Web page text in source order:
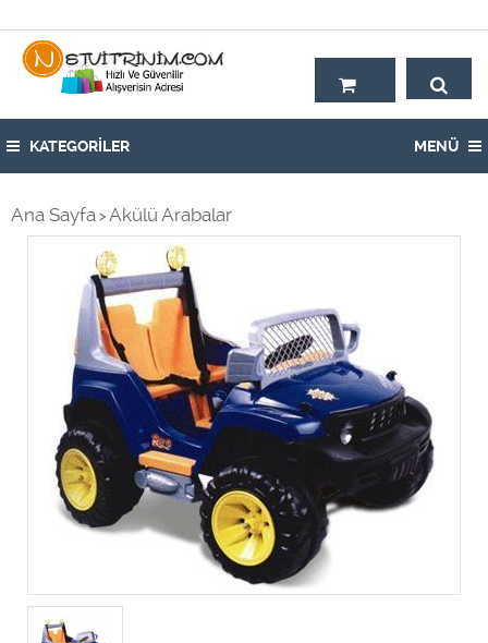
KATEGORİLER MENÜ
Ana Sayfa > Akülü Arabalar